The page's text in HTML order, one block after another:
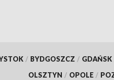
/ BYDGOSZCZ / GDAŃSK
OLSZTYN / OPOLE /